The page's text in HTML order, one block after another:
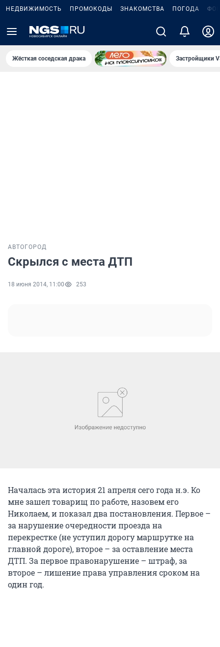
НЕДВИЖИМОСТЬ ПРОМОКОДЫ ЗНАКОМСТВА ПОГОДА
Жёсткая соседская драка Застройщики
АВТО ГОРОД
Скрылся с места ДТП
18 июня 2014, 11:00 253
Началась эта история 21 апреля сего года н.э. Ко
мне зашел товарищ по работе, назовем его
Николаем, и показал два постановления. Первое –
за нарушение очередности проезда на
перекрестке (не уступил дорогу маршрутке на
главной дороге), второе – за оставление места
ДТП. За первое правонарушение – штраф, за
второе – лишение права управления сроком на
один год.